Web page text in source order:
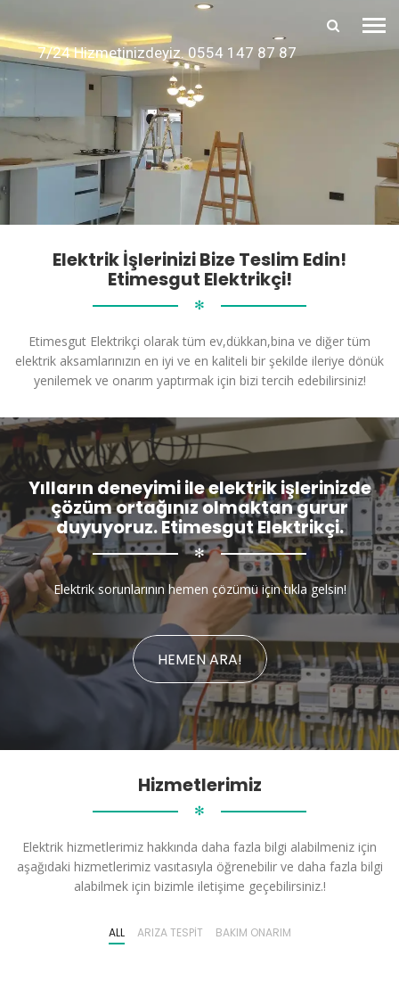
7/24 Hizmetinizdeyiz. 0554 147 87 87
Elektrik İşlerinizi Bize Teslim Edin!
Etimesgut Elektrikçi!
✻
Etimesgut Elektrikçi olarak tüm ev,dükkan,bina ve diğer tüm
elektrik aksamlarınızın en iyi ve en kaliteli bir şekilde ileriye dönük
yenilemek ve onarım yaptırmak için bizi tercih edebilirsiniz!
Yılların deneyimi ile elektrik işlerinizde
çözüm ortağınız olmaktan gurur
duyuyoruz. Etimesgut Elektrikçi.
✻
Elektrik sorunlarının hemen çözümü için tıkla gelsin!
HEMEN ARA!
Hizmetlerimiz
✻
Elektrik hizmetlerimiz hakkında daha fazla bilgi alabilmeniz için
aşağıdaki hizmetlerimiz vasıtasıyla öğrenebilir ve daha fazla bilgi
alabilmek için bizimle iletişime geçebilirsiniz.!
ALL ARIZA TESPIT BAKIM ONARIM